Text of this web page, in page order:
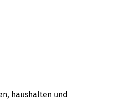
haushalten und